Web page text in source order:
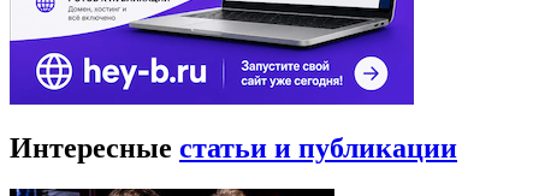
Интересные статьи и публикации